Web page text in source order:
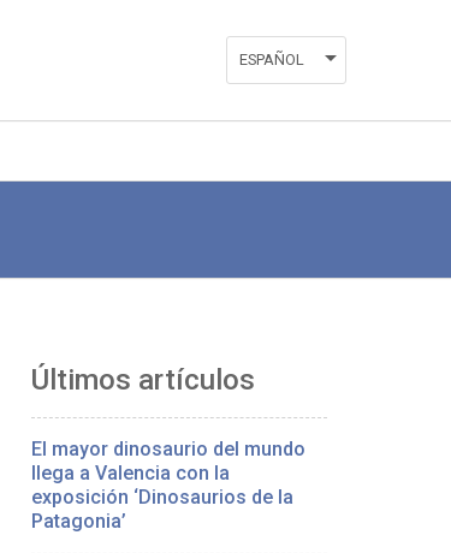
ESPAÑOL
Últimos artículos
El mayor dinosaurio del mundo
llega a Valencia con la
exposición ‘Dinosaurios de la
Patagonia’